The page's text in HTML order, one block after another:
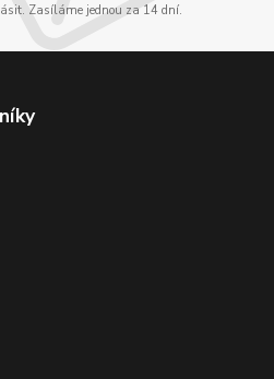
Zasíláme jednou za 14 dní.